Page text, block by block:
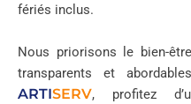
fériés inclus.
Nous priorisons le bien-
transparents et
ARTISERV, profitez